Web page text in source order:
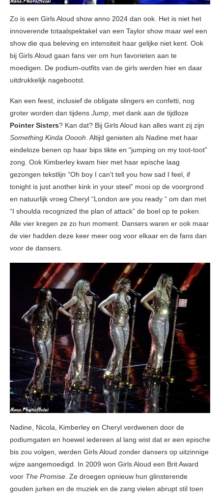
Zo is een Girls Aloud show anno 2024 dan ook. Het is niet het
innoverende totaalspektakel van een Taylor show maar wel een
show die qua beleving en intensiteit haar gelijke niet kent. Ook
bij Girls Aloud gaan fans ver om hun favorieten aan te
moedigen. De podium-outfits van de girls werden hier en daar
uitdrukkelijk nagebootst.
Kan een feest, inclusief de obligate slingers en confetti, nog
groter worden dan tijdens Jump, met dank aan de tijdloze
Pointer Sisters? Kan dat? Bij Girls Aloud kan alles want zij zijn
Something Kinda Ooooh. Altijd genieten als Nadine met haar
eindeloze benen op haar bips tikte en “jumping on my toot-toot”
zong. Ook Kimberley kwam hier met haar epische laag
gezongen tekstlijn “Oh boy I can’t tell you how sad I feel, if
tonight is just another kink in your steel” mooi op de voorgrond
en natuurlijk vroeg Cheryl “London are you ready “ om dan met
“I shoulda recognized the plan of attack” de boel op te poken.
Alle vier kregen ze zo hun moment. Dansers waren er ook maar
de vier hadden deze keer meer oog voor elkaar en de fans dan
voor de dansers.
Nadine, Nicola, Kimberley en Cheryl verdwenen door de
podiumgaten en hoewel iedereen al lang wist dat er een epische
bis zou volgen, werden Girls Aloud zonder dansers op uitzinnige
wijze aangemoedigd. In 2009 won Girls Aloud een Brit Award
voor The Promise. Ze droegen opnieuw hun glinsterende
gouden jurken en de muziek en de zang vielen abrupt stil toen